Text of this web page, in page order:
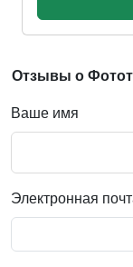
Отзывы о
Ваше имя
Электронная